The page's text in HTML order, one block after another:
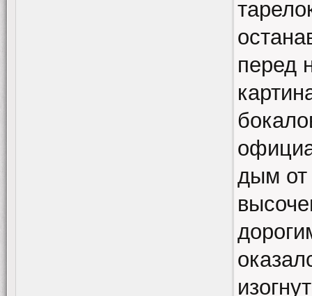
перед
дым от